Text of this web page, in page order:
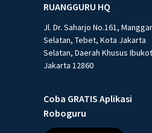
RUANGGURU HQ
Jl. Dr. Saharjo No.161,
Selatan, Tebet, Kota Jakarta
Selatan, Daerah Khusus
Jakarta 12860
Coba GRATIS Aplikasi
Roboguru